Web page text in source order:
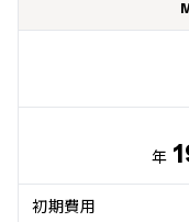
年
初期費用